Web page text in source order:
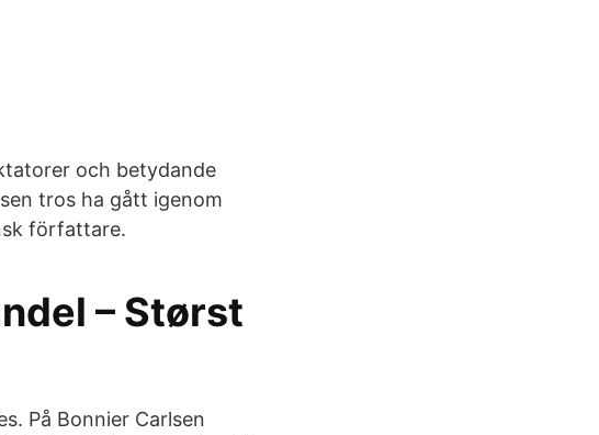
och betydande
tros ha gått igenom
författare.
– Størst
På Bonnier Carlsen